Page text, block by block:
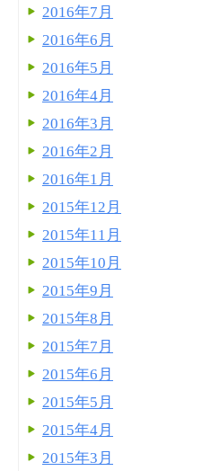
2016年7月
2016年6月
2016年5月
2016年4月
2016年3月
2016年2月
2016年1月
2015年12月
2015年11月
2015年10月
2015年9月
2015年8月
2015年7月
2015年6月
2015年5月
2015年4月
2015年3月